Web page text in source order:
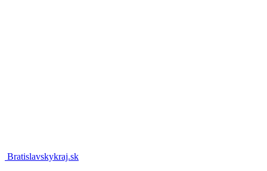
Bratislavskykraj.sk